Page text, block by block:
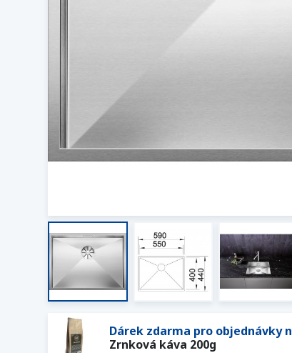
Dárek zdarma pro objednávky
Zrnková káva 200g